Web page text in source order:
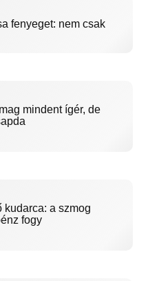
fenyeget: nem csak
mindent ígér, de
kudarca: a szmog
fogy